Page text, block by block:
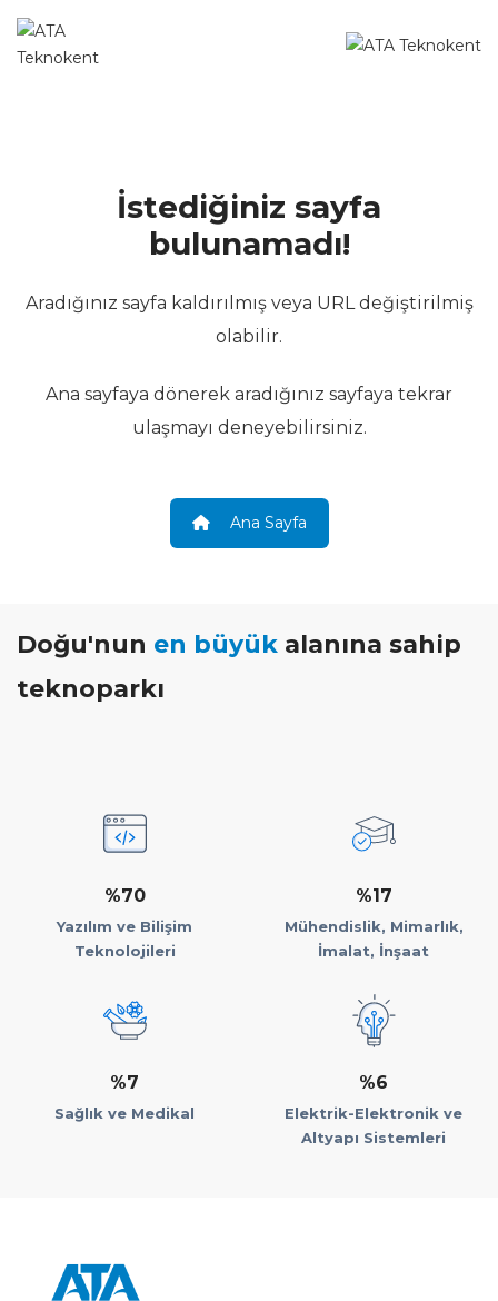
İstediğiniz sayfa
bulunamadı!
Aradığınız sayfa kaldırılmış veya URL değiştirilmiş
olabilir.
Ana sayfaya dönerek aradığınız sayfaya tekrar
ulaşmayı deneyebilirsiniz.
Ana Sayfa
Doğu'nun en büyük alanına sahip
teknoparkı
%70
Yazılım ve Bilişim
Teknolojileri
%17
Mühendislik, Mimarlık,
İmalat, İnşaat
%7
Sağlık ve Medikal
%6
Elektrik-Elektronik ve
Altyapı Sistemleri